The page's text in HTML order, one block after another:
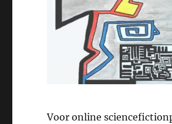
Voor online